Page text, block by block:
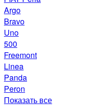
Argo
Bravo
Uno
500
Freemont
Linea
Panda
Peron
Показать все